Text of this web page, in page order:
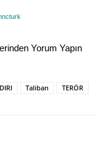
Yorum Yapın
Taliban TERÖR